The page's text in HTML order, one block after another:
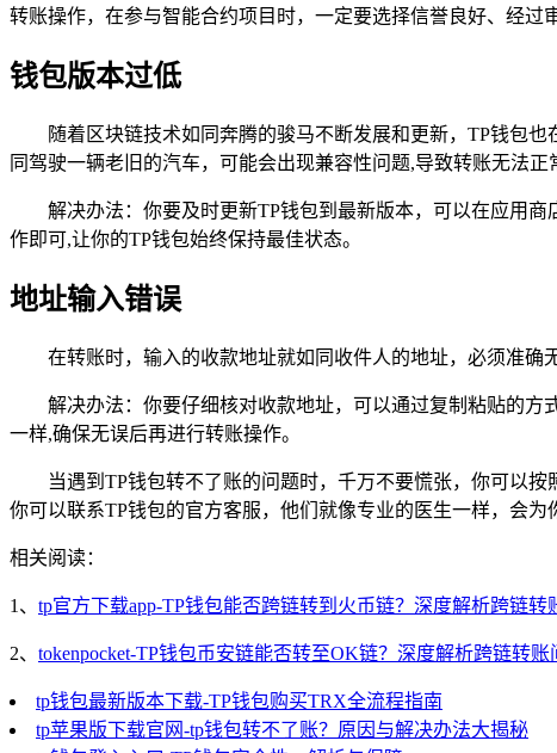
转账操作，在参与智能合约项目时，一定要选择信誉良好、经过
钱包版本过低
随着区块链技术如同奔腾的骏马不断发展和更新，TP钱包
同驾驶一辆老旧的汽车，可能会出现兼容性问题,导致转账无法正
解决办法：你要及时更新TP钱包到最新版本，可以在应用
作即可,让你的TP钱包始终保持最佳状态。
地址输入错误
在转账时，输入的收款地址就如同收件人的地址，必须准确
解决办法：你要仔细核对收款地址，可以通过复制粘贴的
一样,确保无误后再进行转账操作。
当遇到TP钱包转不了账的问题时，千万不要慌张，你可以
你可以联系TP钱包的官方客服，他们就像专业的医生一样，会
相关阅读：
1、 tp官方下载app-TP钱包能否跨链转到火币链？深度解析跨链转
2、 tokenpocket-TP钱包币安链能否转至OK链？深度解析跨链转账
tp钱包最新版本下载-TP钱包购买TRX全流程指南
tp苹果版下载官网-tp钱包转不了账？原因与解决办法大揭秘